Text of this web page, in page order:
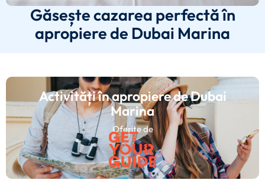
Găsește cazarea perfectă în
apropiere de Dubai Marina
Activități în apropiere de Dubai
Marina
Oferite de